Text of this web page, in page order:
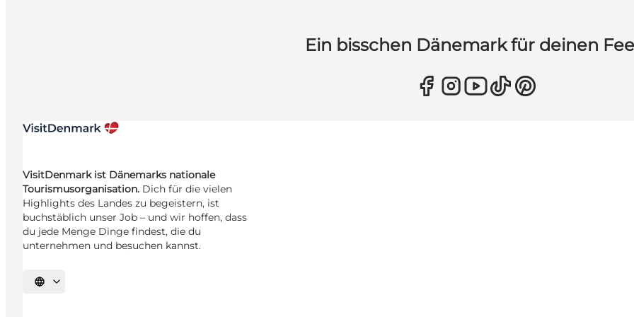
Ein bisschen Dänemark für deinen
VisitDenmark ist Dänemarks nationale
Tourismusorganisation. Dich für die vielen
Highlights des Landes zu begeistern, ist
buchstäblich unser Job – und wir hoffen, dass
du jede Menge Dinge findest, die du
unternehmen und besuchen kannst.
Sprache auswählen